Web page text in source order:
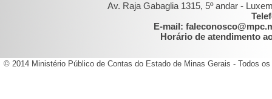
Av. Raja Gabaglia 1315, 5º andar -
E-mail:
Horário de atendimento
© 2014 Ministério Público de Contas do Estado de Minas Gerais - Todos